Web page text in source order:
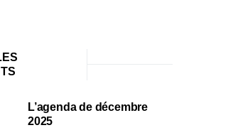
L’agenda de décembre
2025